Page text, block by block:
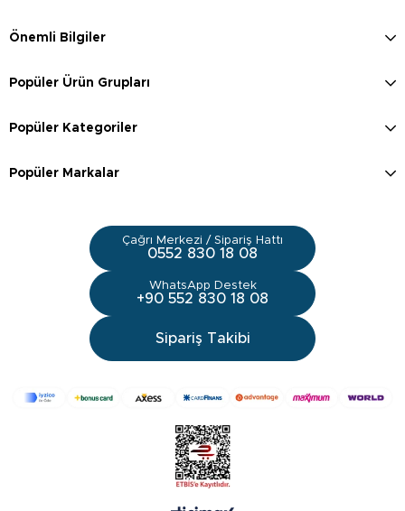
Önemli Bilgiler
Popüler Ürün Grupları
Popüler Kategoriler
Popüler Markalar
Çağrı Merkezi / Sipariş Hattı
0552 830 18 08
WhatsApp Destek
+90 552 830 18 08
Sipariş Takibi